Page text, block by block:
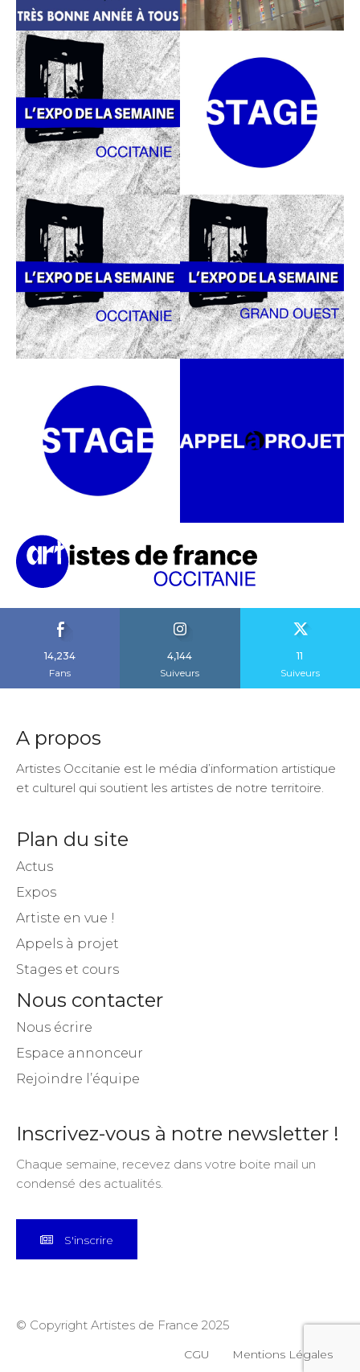
14,234
Fans
4,144
Suiveurs
11
Suiveurs
A propos
Artistes Occitanie est le média d’information artistique
et culturel qui soutient les artistes de notre territoire.
Plan du site
Actus
Expos
Artiste en vue !
Appels à projet
Stages et cours
Nous contacter
Nous écrire
Espace annonceur
Rejoindre l’équipe
Inscrivez-vous à notre newsletter !
Chaque semaine, recevez dans votre boite mail un
condensé des actualités.
S'inscrire
© Copyright Artistes de France 2025
CGU Mentions Légales